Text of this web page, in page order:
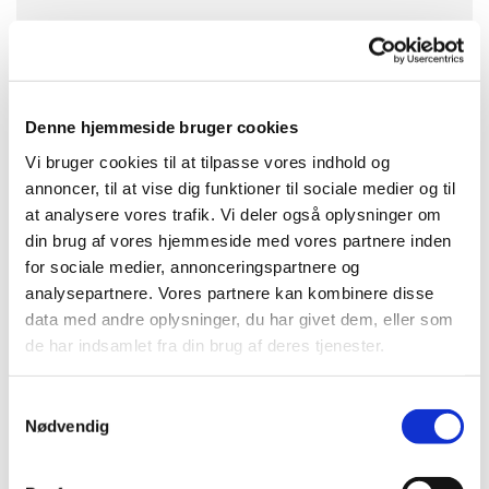
Denne hjemmeside bruger cookies
Vi bruger cookies til at tilpasse vores indhold og
annoncer, til at vise dig funktioner til sociale medier og til
at analysere vores trafik. Vi deler også oplysninger om
din brug af vores hjemmeside med vores partnere inden
for sociale medier, annonceringspartnere og
analysepartnere. Vores partnere kan kombinere disse
data med andre oplysninger, du har givet dem, eller som
de har indsamlet fra din brug af deres tjenester.
Nødvendig
deltage ved Vestbydagen.
Sammen med Vor Frelsers Kirke deler vi en stand,
hvor du kan møde kirkernes præster og personale,
samt andre spændende aktører fra hele Vestbyen.
Vi ses til Vestbydagen!